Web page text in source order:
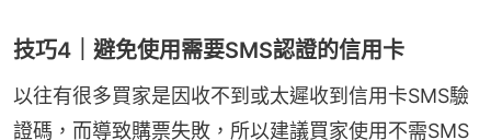
技巧4｜避免使用需要SMS認證的信用卡
以往有很多買家是因收不到或太遲收到信用卡SMS驗
證碼，而導致購票失敗，所以建議買家使用不需SMS